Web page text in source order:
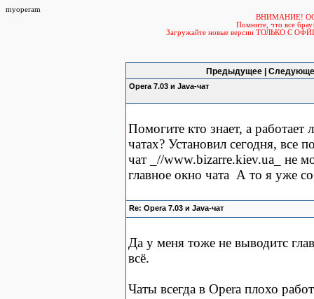
myoperam
ВНИМАНИЕ!
Помните, что все
Загружайте новые версии ТОЛЬКО С
Предыдущее |
Opera 7.03 и Java-чат
Помогите кто знает, а
чатах? Установил сегодня, все
чат _//www.bizarre.kiev.ua_ не
главное окно чата А то я уже
Re: Opera 7.03 и Java-чат
Да у меня тоже не выводитс
всё.
Чаты всегда в Opera плохо